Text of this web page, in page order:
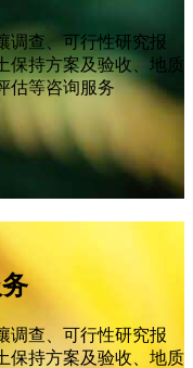
调查、可行性研究报
保持方案及验收、地质
估等咨询服务
调查、可行性研究报
保持方案及验收、地质